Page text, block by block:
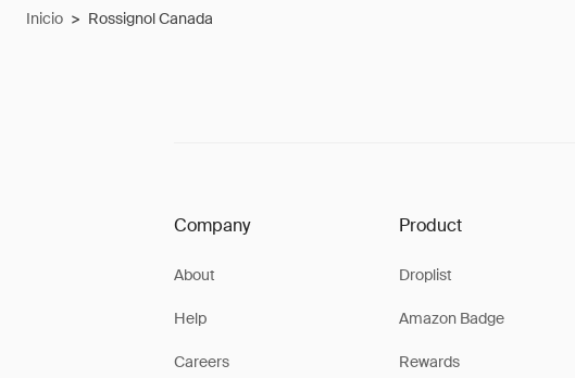
Inicio > Rossignol Canada
Company
About
Help
Careers
Product
Droplist
Amazon Badge
Rewards